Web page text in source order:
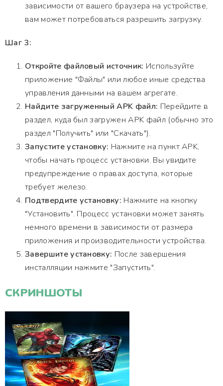
зависимости от вашего браузера на устройстве,
вам может потребоваться разрешить загрузку.
Шаг 3:
Откройте файловый источник: Используйте
приложение "Файлы" или любое иные средства
управления данными на вашем агрегате.
Найдите загруженный APK файл: Перейдите в
раздел, куда был загружен APK файл (обычно это
раздел "Получить" или "Скачать").
Запустите установку: Нажмите на пункт APK,
чтобы начать процесс установки. Вы увидите
предупреждение о правах доступа, которые
требует железо.
Подтвердите установку: Нажмите на кнопку
"Установить". Процесс установки может занять
немного времени в зависимости от размера
приложения и производительности устройства.
Завершите установку: После завершения
инсталляции нажмите "Запустить".
СКРИНШОТЫ